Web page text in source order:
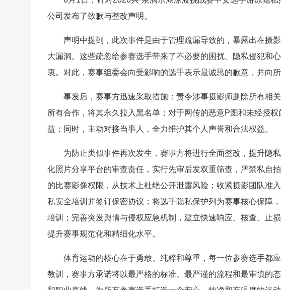
公司发布了致歉与整改声明。
声明中提到，此次事件是由于管理疏漏导致的，暴露出在摄
大漏洞。这些疏忽给参赛选手带来了不必要的困扰、隐私侵犯和
衷。对此，赛事组委会向受影响的选手表示最诚恳的歉意，并向
事发后，赛事方迅速采取措施：责令涉事摄影师删除所有相
所有合作，将其永久拉入黑名单；对于网传的恶意P图和未经授
益；同时，主动对接当事人，全力维护其个人声誉和合法权益。
为防止类似事件再次发生，赛事方将进行全面整改，提升隐
化照片分享平台的审查责任，实行先审后发双重筛查，严禁私自
的比赛影像权限，从技术上杜绝公开泄露风险；收紧摄影团队准
私安全培训并签订保密协议；将选手隐私保护列为赛事核心保障
培训；完善突发舆情与侵权应急机制，建立快速响应、核查、止
提升赛事规范化和精细化水平。
体育运动的核心在于勇敢、纯粹和尊重，每一位参赛选手都
教训，赛事方承诺将以最严格的标准、最严谨的流程和最审慎的